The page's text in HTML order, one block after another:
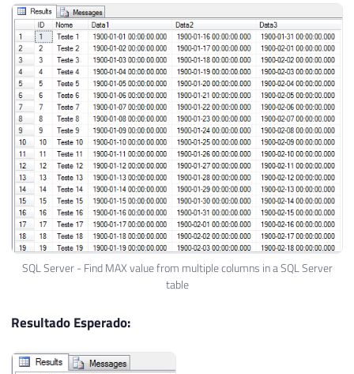
24
25
26
27
28
29
30
SET @Dt_Inicial = DATEADD(DAY, 1,
SET @Contador = @Contador + 1
END
SELECT * FROM ##Teste
SQL Server - Find MAX value from multiple columns in a SQL Server
table
Resultado Esperado: